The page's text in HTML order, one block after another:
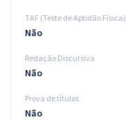
TAF (Teste de Aptidão Física)
Não
Redação Discursiva
Não
Prova de títulos
Não